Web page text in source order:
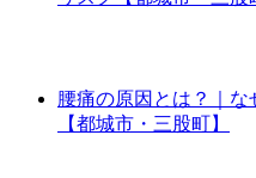
腰痛の原因とは？｜
【都城市・三股町】